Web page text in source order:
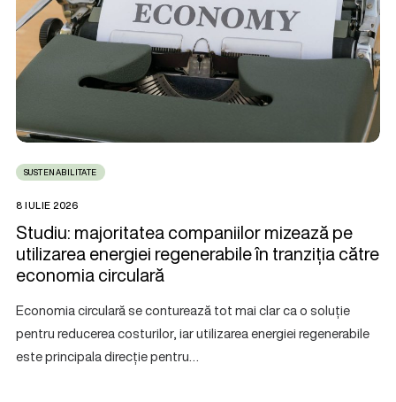
SUSTENABILITATE
8 IULIE 2026
Studiu: majoritatea companiilor mizează pe
utilizarea energiei regenerabile în tranziția către
economia circulară
Economia circulară se conturează tot mai clar ca o soluție
pentru reducerea costurilor, iar utilizarea energiei regenerabile
este principala direcție pentru…